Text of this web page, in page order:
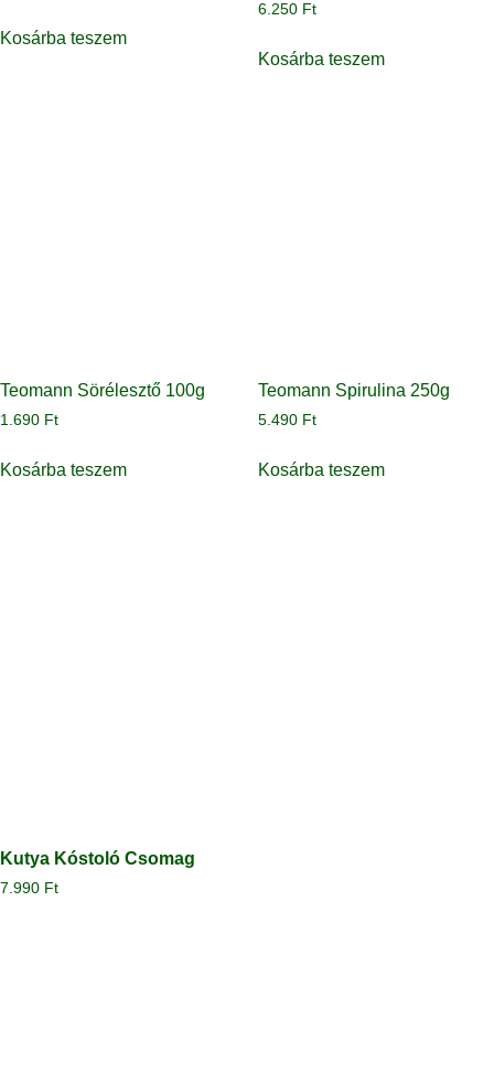
Kosárba teszem
6.250 Ft
Kosárba teszem
Teomann Sörélesztő 100g
1.690 Ft
Kosárba teszem
Teomann Spirulina 250g
5.490 Ft
Kosárba teszem
Kutya Kóstoló Csomag
7.990 Ft